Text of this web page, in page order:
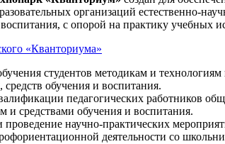
организаций естественно-
с опорой на практику учебных
«Кванториума»
студентов методикам и
средств обучения и воспитания.
педагогических работников
и средствами обучения и воспитания.
проведение научно-практических
деятельности со